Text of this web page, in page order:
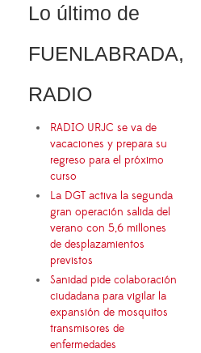
Lo último de
FUENLABRADA,
RADIO
RADIO URJC se va de
vacaciones y prepara su
regreso para el próximo
curso
La DGT activa la segunda
gran operación salida del
verano con 5,6 millones
de desplazamientos
previstos
Sanidad pide colaboración
ciudadana para vigilar la
expansión de mosquitos
transmisores de
enfermedades